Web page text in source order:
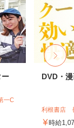
ー
一C
DVD・
利根書店
時給